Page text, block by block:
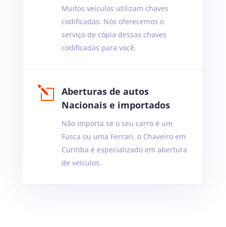
Muitos veículos utilizam chaves
codificadas. Nós oferecemos o
serviço de cópia dessas chaves
codificadas para você.
l
Aberturas de autos
Nacionais e importados
Não importa se o seu carro é um
Fusca ou uma Ferrari, o Chaveiro em
Curitiba é especializado em abertura
de veículos.